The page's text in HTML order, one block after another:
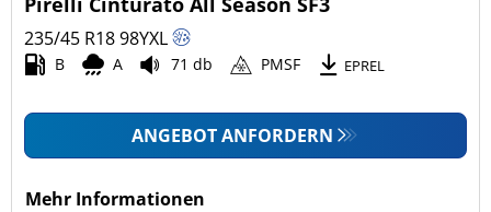
235/45 R1898YXL
B A 71 db PMSF EPREL
ANGEBOT ANFORDERN
Mehr Informationen